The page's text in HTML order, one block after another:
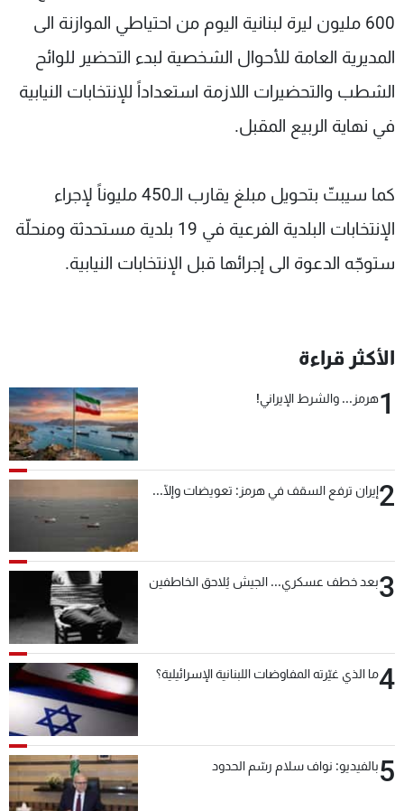
600 مليون ليرة لبنانية اليوم من احتياطي الموازنة الى
المديرية العامة للأحوال الشخصية لبدء التحضير للوائح
الشطب والتحضيرات اللازمة استعداداً للإنتخابات النيابية
في نهاية الربيع المقبل.
كما سيبتّ بتحويل مبلغ يقارب الـ450 مليوناً لإجراء
الإنتخابات البلدية الفرعية في 19 بلدية مستحدثة ومنحلّة
ستوجّه الدعوة الى إجرائها قبل الإنتخابات النيابية.
الأكثر قراءة
1هرمز... والشرط الإيراني!
2إيران ترفع السقف في هرمز: تعويضات وإلّا...
3بعد خطف عسكري... الجيش يُلاحق الخاطفين
4ما الذي غيّرته المفاوضات اللبنانية الإسرائيلية؟
5بالفيديو: نواف سلام رسّم الحدود